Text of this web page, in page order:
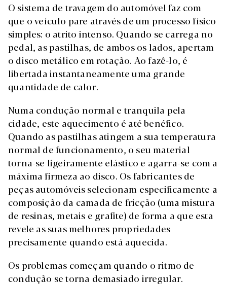
O sistema de travagem do automóvel faz com
que o veículo pare através de um processo físico
simples: o atrito intenso. Quando se carrega no
pedal, as pastilhas, de ambos os lados, apertam
o disco metálico em rotação. Ao fazê-lo, é
libertada instantaneamente uma grande
quantidade de calor.
Numa condução normal e tranquila pela
cidade, este aquecimento é até benéfico.
Quando as pastilhas atingem a sua temperatura
normal de funcionamento, o seu material
torna-se ligeiramente elástico e agarra-se com a
máxima firmeza ao disco. Os fabricantes de
peças automóveis selecionam especificamente a
composição da camada de fricção (uma mistura
de resinas, metais e grafite) de forma a que esta
revele as suas melhores propriedades
precisamente quando está aquecida.
Os problemas começam quando o ritmo de
condução se torna demasiado irregular.